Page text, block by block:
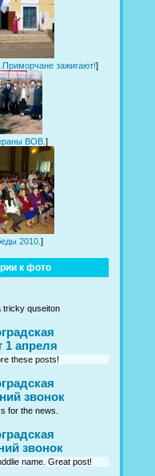
зажигают!]
ВОВ.]
2010.]
к фото
tricky quseiton
1 апреля
these posts!
звонок
for the news.
звонок
name. Great post!